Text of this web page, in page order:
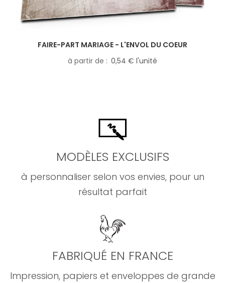
FAIRE-PART MARIAGE - L'ENVOL DU COEUR
à partir de
0,54 € l'unité
MODÈLES EXCLUSIFS
à personnaliser selon vos envies, pour un
résultat parfait
FABRIQUÉ EN FRANCE
Impression, papiers et enveloppes de grande